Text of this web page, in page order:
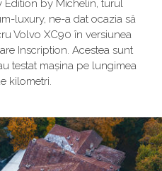
Edition by Michelin, turul
luxury, ne-a dat ocazia să
Volvo XC90 în versiunea
Inscription. Acestea sunt
testat mașina pe lungimea
kilometri.